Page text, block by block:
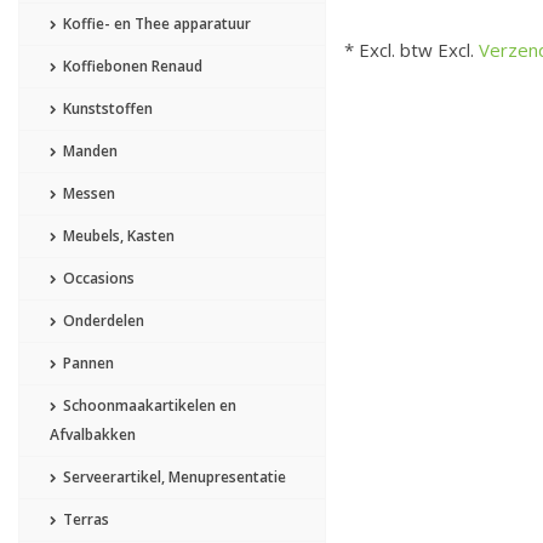
Koffie- en Thee apparatuur
Koffiebonen Renaud
Kunststoffen
Manden
Messen
Meubels, Kasten
Occasions
Onderdelen
Pannen
Schoonmaakartikelen en
Afvalbakken
Serveerartikel, Menupresentatie
Terras
* Excl. btw Excl.